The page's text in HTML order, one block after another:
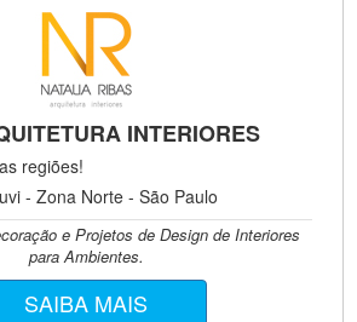
INTERIORES
regiões!
- Zona Norte - São Paulo
e Projetos de Design de Interiores
para Ambientes.
SAIBA MAIS